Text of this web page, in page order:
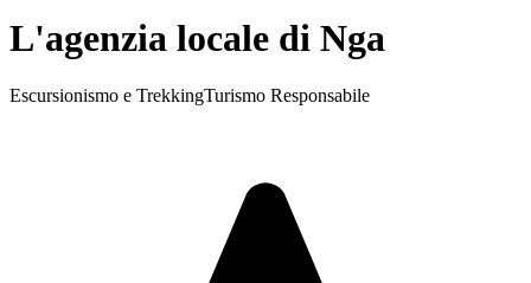
L'agenzia locale di Nga
Escursionismo e TrekkingTurismo Responsabile